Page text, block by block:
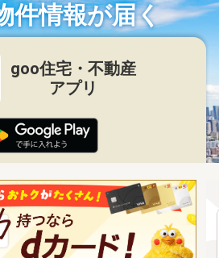
件情報が届く
goo住宅・不動産
アプリ